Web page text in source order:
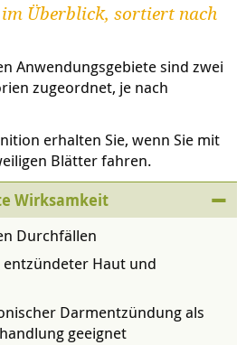
Überblick, sortiert nach
Anwendungsgebiete sind zwei
zugeordnet, je nach
erhalten Sie, wenn Sie mit
Blätter fahren.
Wirksamkeit
Durchfällen
Haut und
Darmentzündung als
geeignet